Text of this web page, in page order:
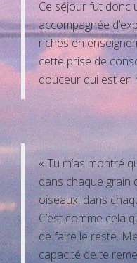
Ce séjour fut donc
accompagnée
riches en
cette prise de
douceur qui est en
« Tu m’as montré
dans chaque grain
oiseaux, dans
C’est comme cela
de faire le reste.
capacité de te